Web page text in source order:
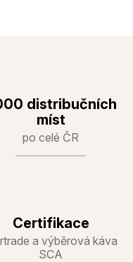
distribučních
míst
po celé ČR
Certifikace
a výběrová káva
SCA